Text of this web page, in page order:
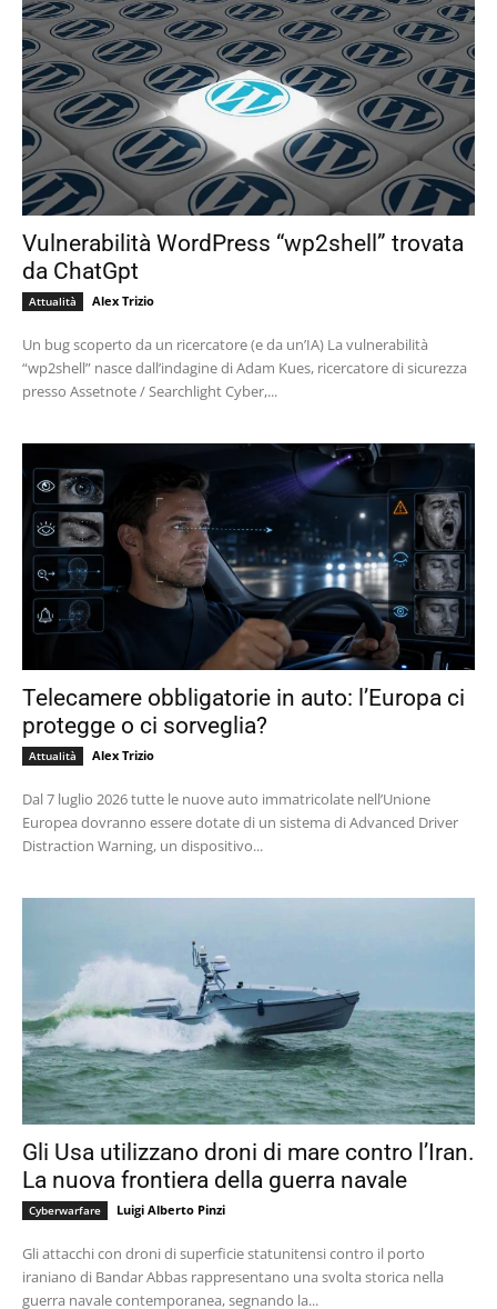
Vulnerabilità WordPress “wp2shell” trovata
da ChatGpt
Attualità Alex Trizio
Un bug scoperto da un ricercatore (e da un’IA) La vulnerabilità
“wp2shell” nasce dall’indagine di Adam Kues, ricercatore di sicurezza
presso Assetnote / Searchlight Cyber,...
Telecamere obbligatorie in auto: l’Europa ci
protegge o ci sorveglia?
Attualità Alex Trizio
Dal 7 luglio 2026 tutte le nuove auto immatricolate nell’Unione
Europea dovranno essere dotate di un sistema di Advanced Driver
Distraction Warning, un dispositivo...
Gli Usa utilizzano droni di mare contro l’Iran.
La nuova frontiera della guerra navale
Cyberwarfare Luigi Alberto Pinzi
Gli attacchi con droni di superficie statunitensi contro il porto
iraniano di Bandar Abbas rappresentano una svolta storica nella
guerra navale contemporanea, segnando la...